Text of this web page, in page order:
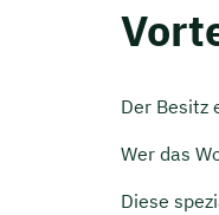
Der Besitz
Wer das
Diese